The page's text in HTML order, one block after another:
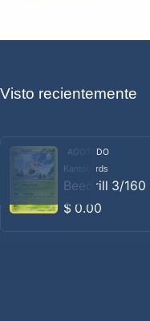
Visto recientemente
AGOTADO
Proveedor:
Kantocards
Beedrill 3/160
Precio habitual
$ 0.00